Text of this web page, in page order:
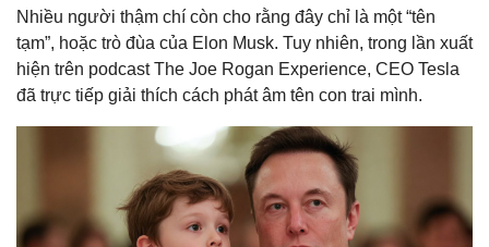
Nhiều người thậm chí còn cho rằng đây chỉ là một “tên
tạm”, hoặc trò đùa của Elon Musk. Tuy nhiên, trong lần xuất
hiện trên podcast The Joe Rogan Experience, CEO Tesla
đã trực tiếp giải thích cách phát âm tên con trai mình.